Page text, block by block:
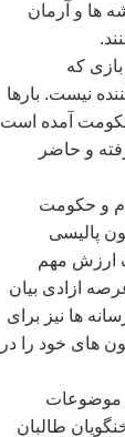
ها و آرمان
که
نیست. بارها
حکومت آمده است
و حاضر
و حکومت
پالیسی
ارزش مهم
ازادی بیان
ها نیز برای
های خود را در
موضوعات
طالبان